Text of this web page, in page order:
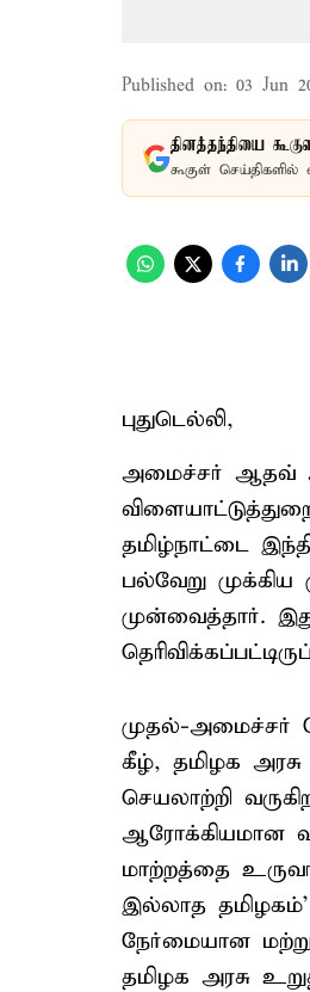
Published on: 03 Jun
தினத்தந்தியை
கூகுள்
புதுடெல்லி,
அமைச்சர் ஆதவ்
தமிழ்நாட்டை
பல்வேறு
முன்வைத்தார்.
முதல்-அமைச்சர்
கீழ், தமிழக அரசு
செயலாற்றி
ஆரோக்கியமான
மாற்றத்தை
இல்லாத
நேர்மையான
தமிழக அரசு